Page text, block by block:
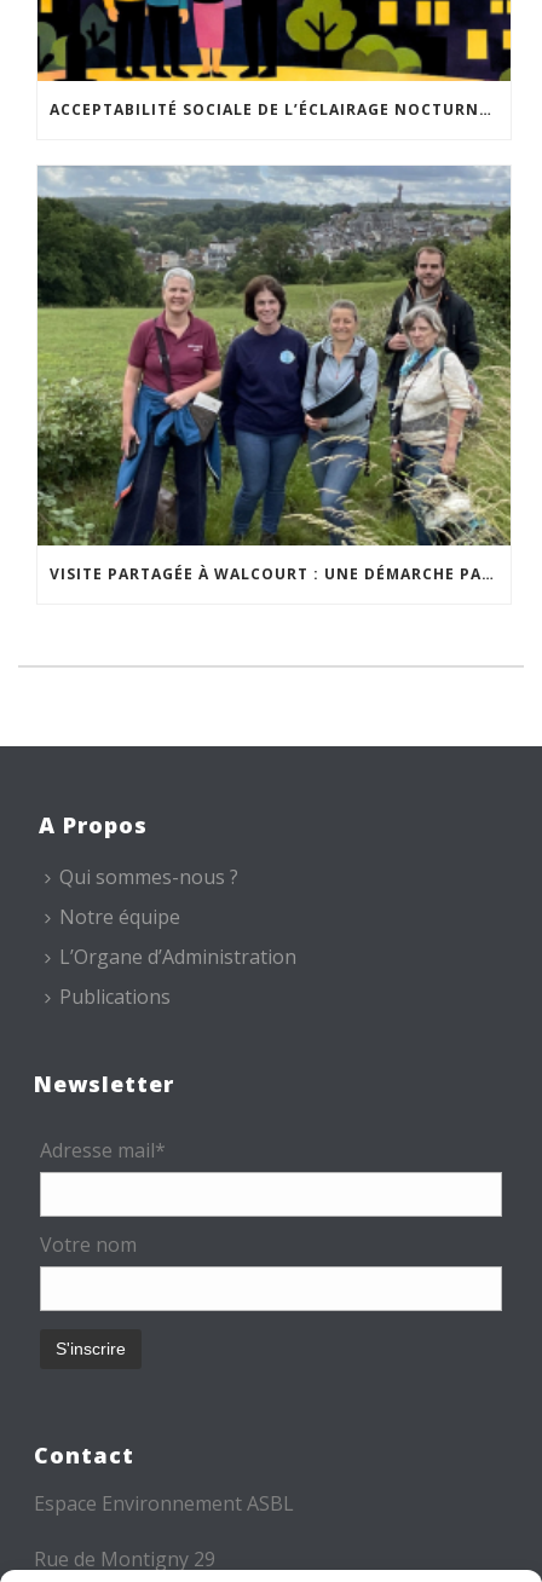
ACCEPTABILITÉ SOCIALE DE L’ÉCLAIRAGE NOCTURNE : LE REPLAY EST DISPONIBLE
VISITE PARTAGÉE À WALCOURT : UNE DÉMARCHE PARTICIPATIVE ANIMÉE PAR ESPACE ENVIRONNEMENT
A Propos
Qui sommes-nous ?
Notre équipe
L’Organe d’Administration
Publications
Newsletter
Adresse mail*
Votre nom
Contact
Espace Environnement ASBL
Rue de Montigny 29